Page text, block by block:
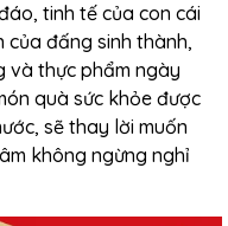
tinh tế của con cái
đấng sinh thành,
và thực phẩm ngày
quà sức khỏe được
sẽ thay lời muốn
không ngừng nghỉ